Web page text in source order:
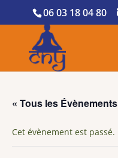
06 03 18 04 80
« Tous les Évènements
Cet évènement est passé.